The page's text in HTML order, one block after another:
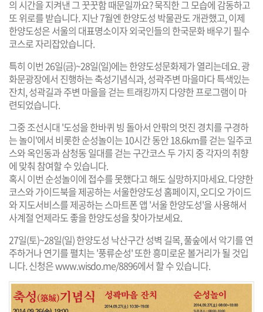
의 시간을 지켜낸 그 꿋꿋함 때문일까요? 묵직한 그 모습에 감동하고
또 위로를 받습니다. 지난 7월엔 한양도성 박물관도 개관했고, 이제
한양도성은 서울의 대표명소이자외국인들의 한국문화 배우기 필수
코스로 자리잡았습니다.
특히 이번 26일(금)~28일(일)에는한양도성문화제가 열리는데요. 광
화문광장에서 진행하는 축성기념식과, 성곽주변 마을마다 특색있는
잔치, 성곽길과 주변 마을을 걷는 트래킹까지 다양한 프로그램이 마
련되었습니다.
그중 조선시대 '도성을 한바퀴 빙 돌아서 안팎의 멋진 경치를 구경하
는 놀이'에서 비롯한순성놀이는 10시간 동안 18.6km를 걷는 일주코
스와 옥인동과 삼청동 일대를 걷는 구간코스 두 가지 중 각자의 취향
에 맞춰 참여할 수 있습니다.
혹시 이번 순성놀이에 접수를 못했다고 해도 실망하지마세요. 다양한
코스와 가이드북을 제공하는서울한양도성 홈페이지, 오디오 가이드
와 지도서비스를 제공하는 스마트폰 앱 '서울 한양도성'을 사용해서
사계절 언제라도 좋을 한양도성을 찾아가보세요.
27일(토)~28일(일) 한양도성 낙산구간 성벽 길목, 풀숲에서 악기를 연
주하거나 연기를 펼치는 '풍류순성' 또한 흥미로운 볼거리가 될 것입
니다. 신청은www.wisdo.me/8896에서 할 수 있습니다.